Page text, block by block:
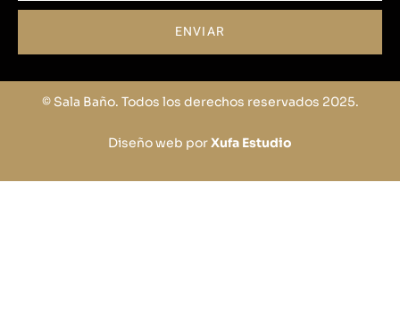
ENVIAR
© Sala Baño. Todos los derechos reservados 2025.
Diseño web porXufa Estudio